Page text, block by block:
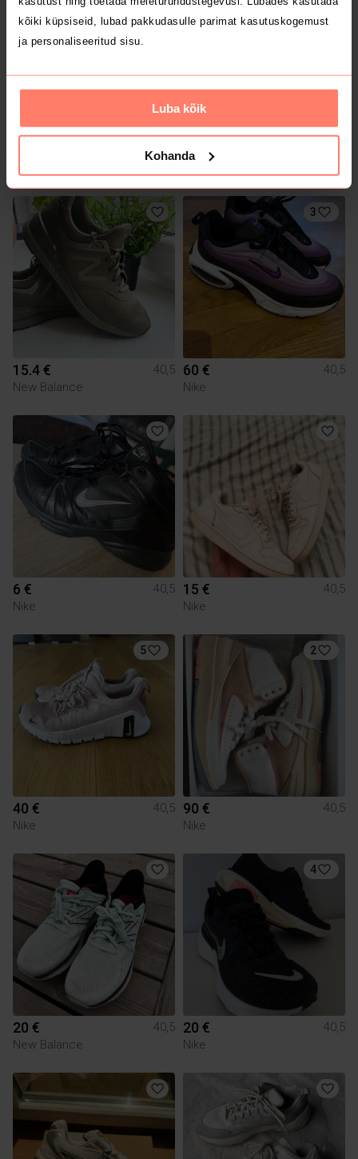
kõiki küpsiseid, lubad pakkudasulle parimat kasutuskogemust
ja personaliseeritud sisu.
Luba kõik
Kohanda
40,5 18.4 €
15.4 €
40,5
New Balance
3
60 €
40,5
Nike
6 €
40,5
Nike
15 €
40,5
Nike
5
40 €
40,5
Nike
2
90 €
40,5
Nike
20 €
40,5
New Balance
4
20 €
40,5
Nike